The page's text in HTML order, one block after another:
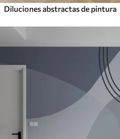
Diluciones abstractas de pintura